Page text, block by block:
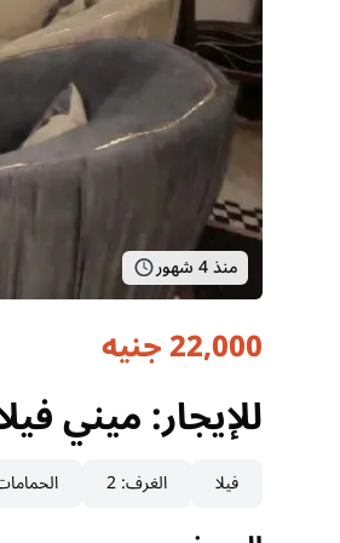
منذ 4 شهور
للإيجار: ميني
الجيزة, الشيخ زايد
22,000 جنيه
للإيجار: ميني
فيلا الغرف:
2